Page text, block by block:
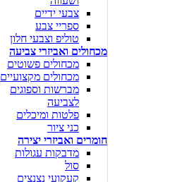
צבעי ידיים
ספריי צבע
טוליפ וצבעי חלון
מכחולים ואביזרי צביעה
מכחולים פשוטים
מכחולים מקצועיים
מברשות וספוגים
לצביעה
פלטות ומיכלים
כני ציור
חומרים ואביזרי יצירה
מדבקות עגולות
סול
קעקועי נצנצים